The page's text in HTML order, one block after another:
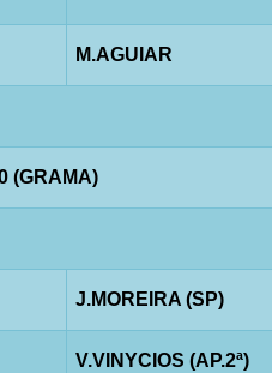
M.AGUIAR
(GRAMA)
J.MOREIRA (SP)
V.VINYCIOS (AP.2ª)